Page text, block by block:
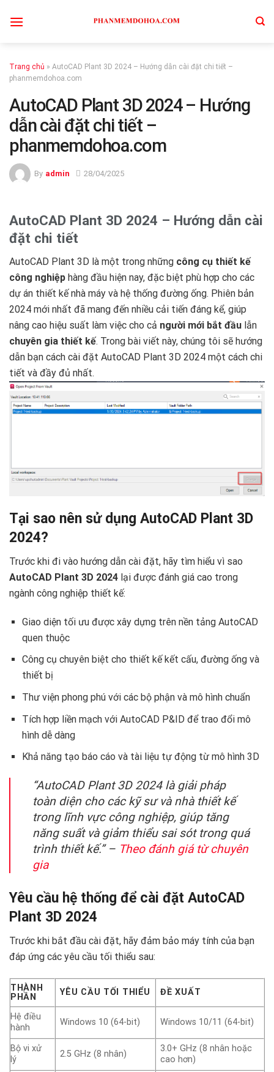
Trang chủ » AutoCAD Plant 3D 2024 – Hướng dẫn cài đặt chi tiết –
phanmemdohoa.com
AutoCAD Plant 3D 2024 – Hướng
dẫn cài đặt chi tiết –
phanmemdohoa.com
By admin 28/04/2025
AutoCAD Plant 3D 2024 – Hướng dẫn cài
đặt chi tiết
AutoCAD Plant 3D là một trong những công cụ thiết kế
công nghiệp hàng đầu hiện nay, đặc biệt phù hợp cho các
dự án thiết kế nhà máy và hệ thống đường ống. Phiên bản
2024 mới nhất đã mang đến nhiều cải tiến đáng kể, giúp
nâng cao hiệu suất làm việc cho cả người mới bắt đầu lẫn
chuyên gia thiết kế. Trong bài viết này, chúng tôi sẽ hướng
dẫn bạn cách cài đặt AutoCAD Plant 3D 2024 một cách chi
tiết và đầy đủ nhất.
Tại sao nên sử dụng AutoCAD Plant 3D
2024?
Trước khi đi vào hướng dẫn cài đặt, hãy tìm hiểu vì sao
AutoCAD Plant 3D 2024 lại được đánh giá cao trong
ngành công nghiệp thiết kế:
Giao diện tối ưu được xây dựng trên nền tảng AutoCAD
quen thuộc
Công cụ chuyên biệt cho thiết kế kết cấu, đường ống và
thiết bị
Thư viện phong phú với các bộ phận và mô hình chuẩn
Tích hợp liền mạch với AutoCAD P&ID để trao đổi mô
hình dễ dàng
Khả năng tạo báo cáo và tài liệu tự động từ mô hình 3D
“AutoCAD Plant 3D 2024 là giải pháp
toàn diện cho các kỹ sư và nhà thiết kế
trong lĩnh vực công nghiệp, giúp tăng
năng suất và giảm thiểu sai sót trong quá
trình thiết kế.” – Theo đánh giá từ chuyên
gia
Yêu cầu hệ thống để cài đặt AutoCAD
Plant 3D 2024
Trước khi bắt đầu cài đặt, hãy đảm bảo máy tính của bạn
đáp ứng các yêu cầu tối thiểu sau:
THÀNH
PHẦN
YÊU CẦU TỐI THIỂU ĐỀ XUẤT
Hệ điều
hành
Windows 10 (64-bit) Windows 10/11 (64-bit)
Bộ vi xử
lý
2.5 GHz (8 nhân)
3.0+ GHz (8 nhân hoặc
cao hơn)